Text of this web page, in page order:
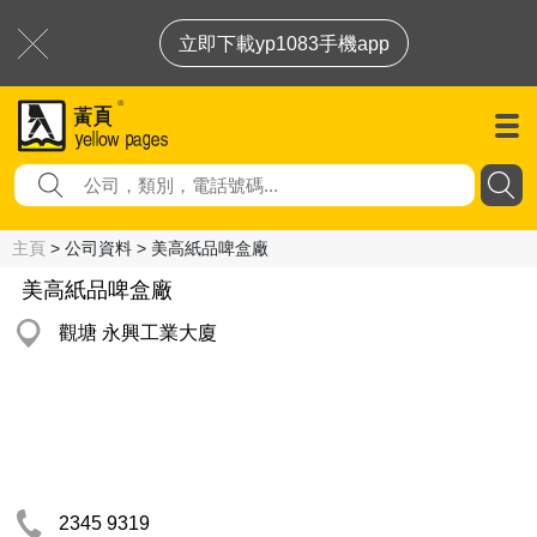
立即下載yp1083手機app
主頁 > 公司資料 > 美高紙品啤盒廠
美高紙品啤盒廠
觀塘 永興工業大廈
2345 9319